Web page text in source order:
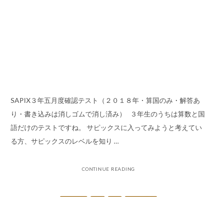
SAPIX３年五月度確認テスト（２０１８年・算国のみ・解答あ
り・書き込みは消しゴムで消し済み） ３年生のうちは算数と国
語だけのテストですね。 サピックスに入ってみようと考えてい
る方、サピックスのレベルを知り …
CONTINUE READING